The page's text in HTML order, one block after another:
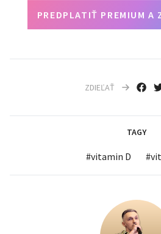
PREDPLATIŤ PREMIUM A
ZDIEĽAŤ
TAGY
#vitamin D #